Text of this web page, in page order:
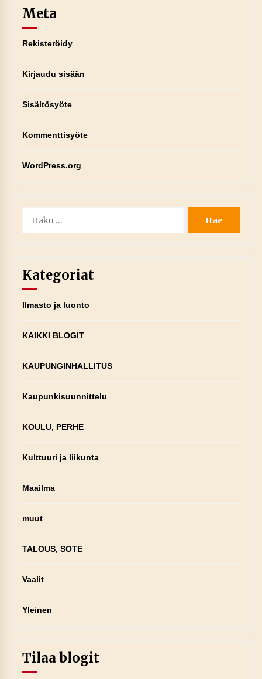
Meta
Rekisteröidy
Kirjaudu sisään
Sisältösyöte
Kommenttisyöte
WordPress.org
Kategoriat
Ilmasto ja luonto
KAIKKI BLOGIT
KAUPUNGINHALLITUS
Kaupunkisuunnittelu
KOULU, PERHE
Kulttuuri ja liikunta
Maailma
muut
TALOUS, SOTE
Vaalit
Yleinen
Tilaa blogit